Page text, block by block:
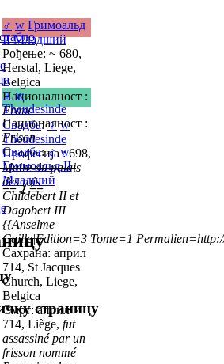
♂ w Гримоальд
II Младший
Рођење: ~ 680,
Herstal, Liege,
Belgica
Националност :
Franc
Свадба:♀ w
Theudesinde
Професија : 698,
Maire du palais
des rois
Childebert II et
Dagobert III
{{Anselme
Сахрана: април
714, St Jacques
Church, Liege,
Belgica
Смрт: април
714, Liège, fut
assassiné par un
frisson nommé
♀ w
Theudesinde
Националност :
Frison
Свадба:♂ w
Гримоальд II
Младший
== 2 ==
страницу